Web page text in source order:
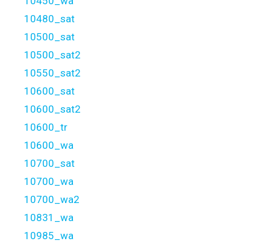
10480_sat
10500_sat
10500_sat2
10550_sat2
10600_sat
10600_sat2
10600_tr
10600_wa
10700_sat
10700_wa
10700_wa2
10831_wa
10985_wa